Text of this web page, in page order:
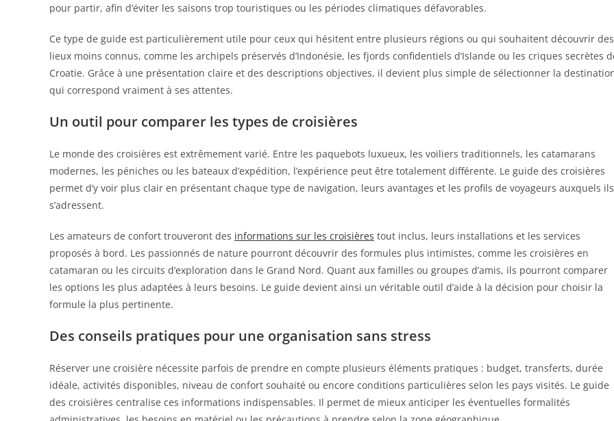
pour partir, afin d’éviter les saisons trop touristiques ou les périodes climatiques défavorables.
Ce type de guide est particulièrement utile pour ceux qui hésitent entre plusieurs régions ou qui souhaitent découvrir des
lieux moins connus, comme les archipels préservés d’Indonésie, les fjords confidentiels d’Islande ou les criques secrètes
Croatie. Grâce à une présentation claire et des descriptions objectives, il devient plus simple de sélectionner la
qui correspond vraiment à ses attentes.
Un outil pour comparer les types de croisières
Le monde des croisières est extrêmement varié. Entre les paquebots luxueux, les voiliers traditionnels, les catamarans
modernes, les péniches ou les bateaux d’expédition, l’expérience peut être totalement différente. Le guide des croisières
permet d’y voir plus clair en présentant chaque type de navigation, leurs avantages et les profils de voyageurs auxquels ils
s’adressent.
Les amateurs de confort trouveront des informations sur les croisières tout inclus, leurs installations et les services
proposés à bord. Les passionnés de nature pourront découvrir des formules plus intimistes, comme les croisières en
catamaran ou les circuits d’exploration dans le Grand Nord. Quant aux familles ou groupes d’amis, ils pourront comparer
les options les plus adaptées à leurs besoins. Le guide devient ainsi un véritable outil d’aide à la décision pour choisir la
formule la plus pertinente.
Des conseils pratiques pour une organisation sans stress
Réserver une croisière nécessite parfois de prendre en compte plusieurs éléments pratiques : budget, transferts, durée
idéale, activités disponibles, niveau de confort souhaité ou encore conditions particulières selon les pays visités. Le guide
des croisières centralise ces informations indispensables. Il permet de mieux anticiper les éventuelles formalités